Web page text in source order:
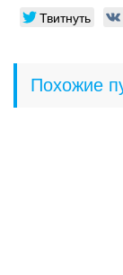
Твитнуть
Похожие